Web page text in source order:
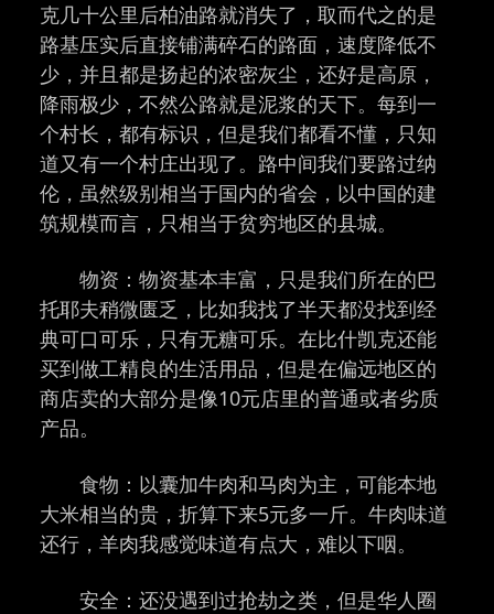
克几十公里后柏油路就消失了，取而代之的是
路基压实后直接铺满碎石的路面，速度降低不
少，并且都是扬起的浓密灰尘，还好是高原，
降雨极少，不然公路就是泥浆的天下。每到一
个村长，都有标识，但是我们都看不懂，只知
道又有一个村庄出现了。路中间我们要路过纳
伦，虽然级别相当于国内的省会，以中国的建
筑规模而言，只相当于贫穷地区的县城。
物资：物资基本丰富，只是我们所在的巴
托耶夫稍微匮乏，比如我找了半天都没找到经
典可口可乐，只有无糖可乐。在比什凯克还能
买到做工精良的生活用品，但是在偏远地区的
商店卖的大部分是像10元店里的普通或者劣质
产品。
食物：以囊加牛肉和马肉为主，可能本地
大米相当的贵，折算下来5元多一斤。牛肉味道
还行，羊肉我感觉味道有点大，难以下咽。
安全：还没遇到过抢劫之类，但是华人圈